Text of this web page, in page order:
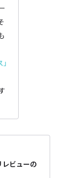
レビューの